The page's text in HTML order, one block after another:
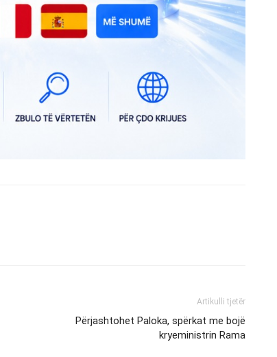
Artikulli tjetër
Përjashtohet Paloka, spërkat me bojë
kryeministrin Rama